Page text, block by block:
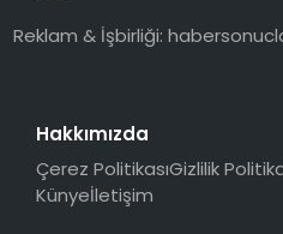
Reklam & İşbirliği:
Hakkımızda
Çerez PolitikasıGizlilik
Künyeİletişim